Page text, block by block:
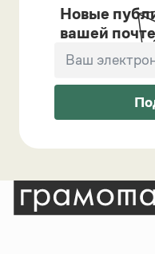
Новые
вашей почте